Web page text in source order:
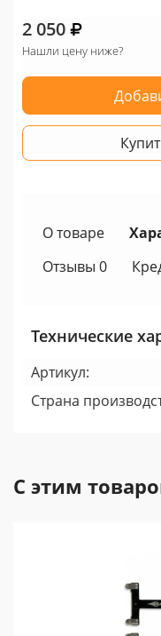
2 050
Нашли цену ниже?
О товаре
Отзывы 0
Технические
Артикул:
Страна
С этим